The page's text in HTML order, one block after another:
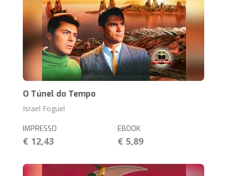
O Túnel do Tempo
Israel Foguel
IMPRESSO
€ 12,43
EBOOK
€ 5,89